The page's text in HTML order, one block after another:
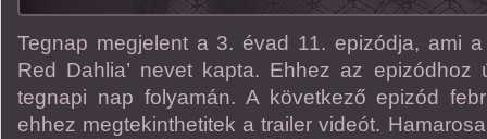
Tegnap megjelent a 3. évad 11. epizódja, ami a
Red Dahlia’ nevet kapta. Ehhez az
tegnapi nap folyamán. A következő epizód
ehhez megtekinthetitek a trailer videót.